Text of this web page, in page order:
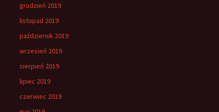
grudzień 2019
listopad 2019
październik 2019
wrzesień 2019
sierpień 2019
lipiec 2019
czerwiec 2019